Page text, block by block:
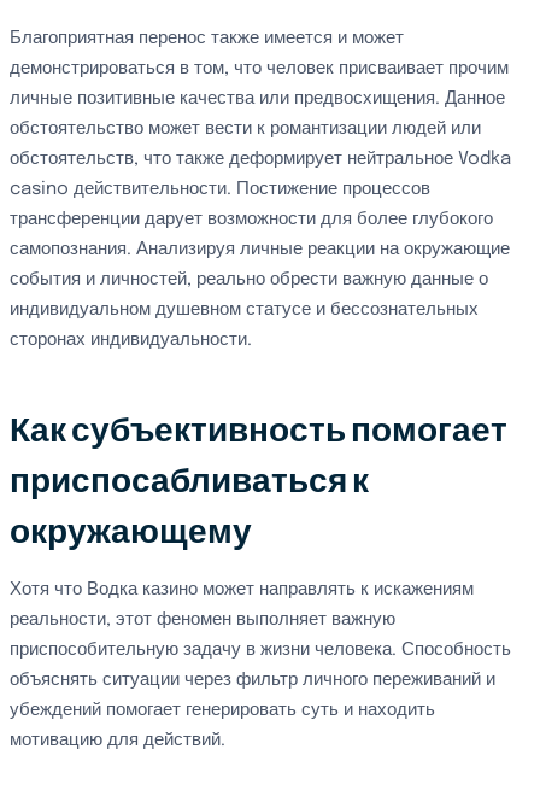
Благоприятная перенос также имеется и может
демонстрироваться в том, что человек присваивает прочим
личные позитивные качества или предвосхищения. Данное
обстоятельство может вести к романтизации людей или
обстоятельств, что также деформирует нейтральное Vodka
casino действительности. Постижение процессов
трансференции дарует возможности для более глубокого
самопознания. Анализируя личные реакции на окружающие
события и личностей, реально обрести важную данные о
индивидуальном душевном статусе и бессознательных
сторонах индивидуальности.
Как субъективность помогает
приспосабливаться к
окружающему
Хотя что Водка казино может направлять к искажениям
реальности, этот феномен выполняет важную
приспособительную задачу в жизни человека. Способность
объяснять ситуации через фильтр личного переживаний и
убеждений помогает генерировать суть и находить
мотивацию для действий.